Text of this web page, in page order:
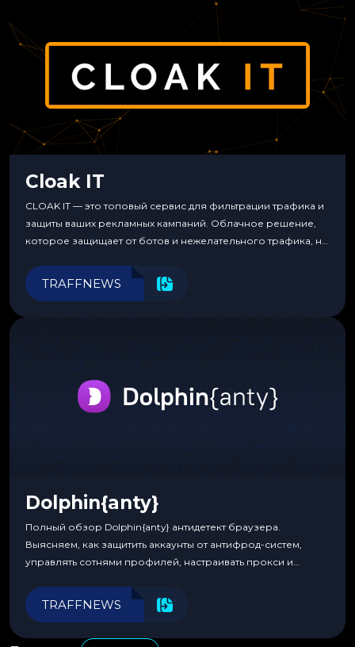
Cloak IT
CLOAK IT — это топовый сервис для фильтрации трафика и
защиты ваших рекламных кампаний. Облачное решение,
которое защищает от ботов и нежелательного трафика, не
программирования.
TRAFFNEWS
Dolphin{anty}
Полный обзор Dolphin{anty} антидетект браузера.
Выясняем, как защитить аккаунты от антифрод-систем,
управлять сотнями профилей, настраивать прокси и
эффективности.
TRAFFNEWS